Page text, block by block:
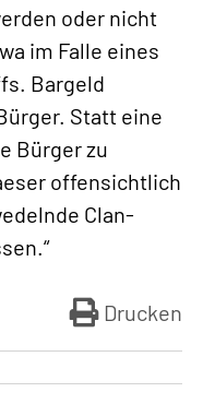
oder nicht
im Falle eines
Bargeld
Statt eine
Bürger zu
offensichtlich
Clan-
Drucken